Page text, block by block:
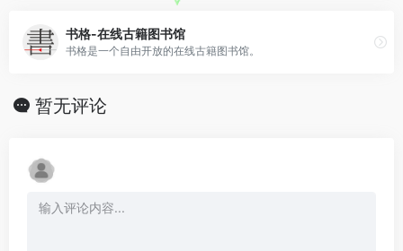
书格-在线古籍图书馆
书格是一个自由开放的在线古籍图书馆。
暂无评论